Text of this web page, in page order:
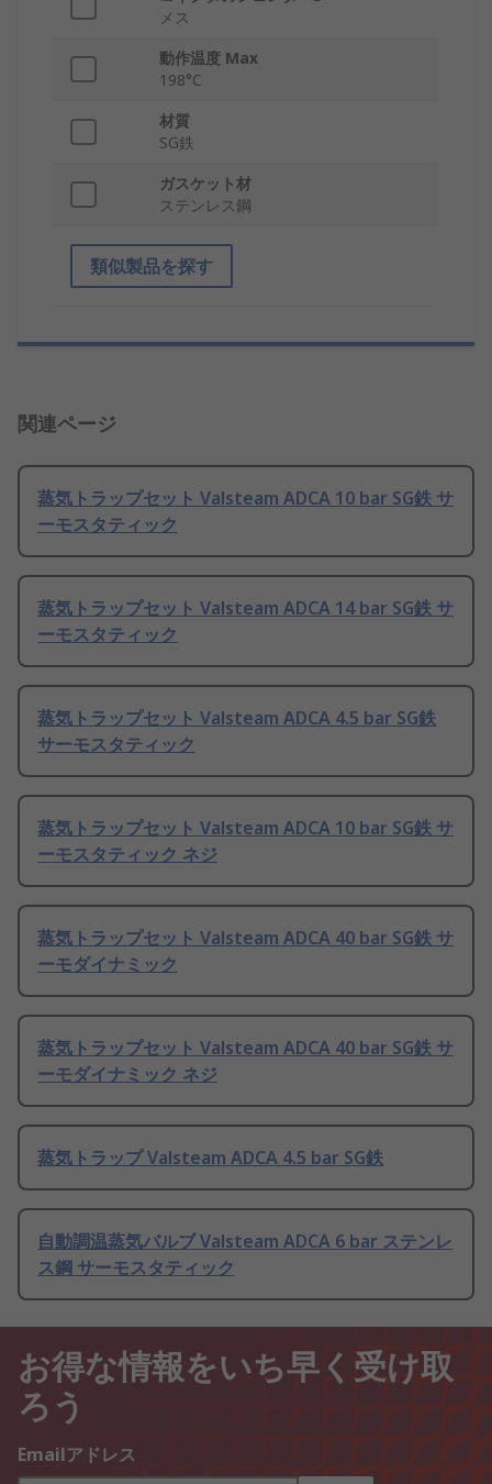
メス
動作温度 Max
198°C
材質
SG鉄
ガスケット材
ステンレス鋼
類似製品を探す
関連ページ
蒸気トラップセット Valsteam ADCA 10 bar SG鉄 サ
ーモスタティック
蒸気トラップセット Valsteam ADCA 14 bar SG鉄 サ
ーモスタティック
蒸気トラップセット Valsteam ADCA 4.5 bar SG鉄
サーモスタティック
蒸気トラップセット Valsteam ADCA 10 bar SG鉄 サ
ーモスタティック ネジ
蒸気トラップセット Valsteam ADCA 40 bar SG鉄 サ
ーモダイナミック
蒸気トラップセット Valsteam ADCA 40 bar SG鉄 サ
ーモダイナミック ネジ
蒸気トラップ Valsteam ADCA 4.5 bar SG鉄
自動調温蒸気バルブ Valsteam ADCA 6 bar ステンレ
ス鋼 サーモスタティック
お得な情報をいち早く受け取
ろう
Emailアドレス